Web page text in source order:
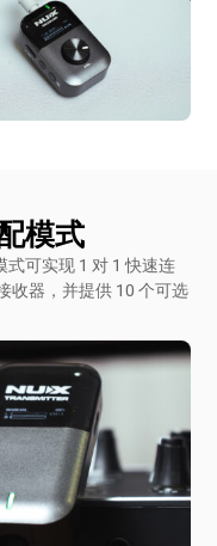
模式
可实现 1 对 1 快速连
收器，并提供 10 个可选